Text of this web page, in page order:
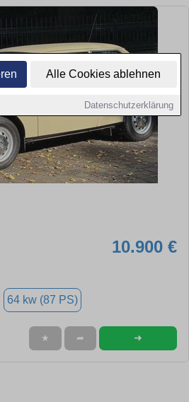
Alle Cookies ablehnen
Datenschutzerklärung
10.900 €
64 kw (87 PS)
★ ➦ ➜